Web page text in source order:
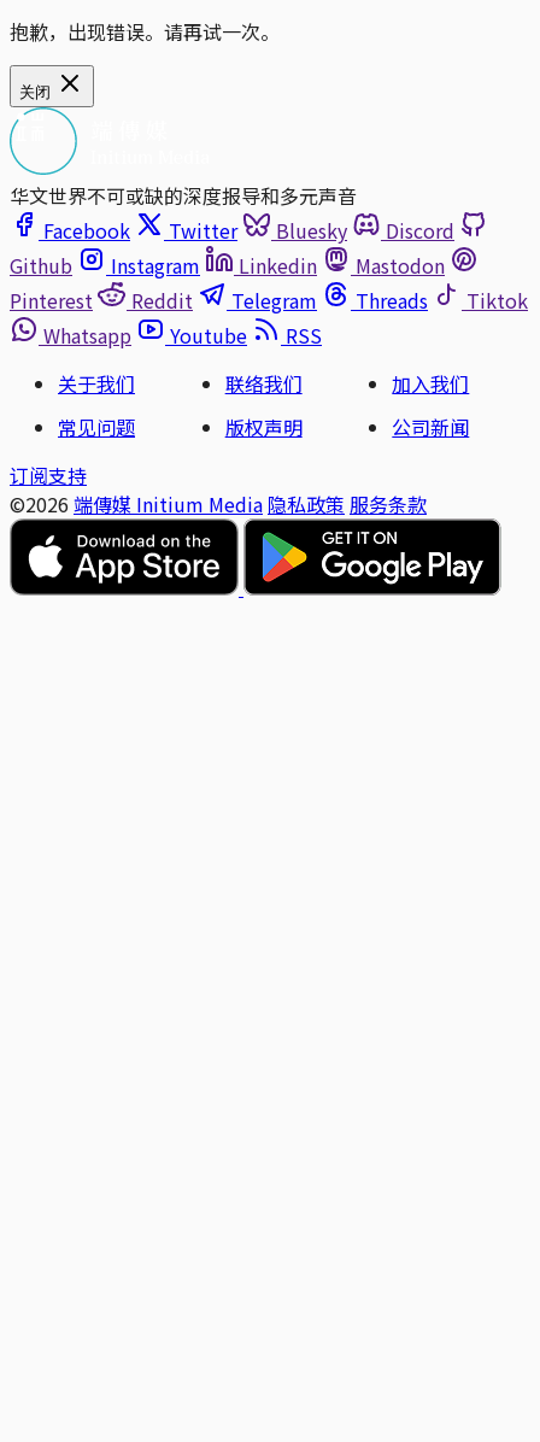
抱歉，出现错误。请再试一次。
关闭
华文世界不可或缺的深度报导和多元声音
Facebook
Twitter Bluesky
Discord
Github
Instagram Linkedin
Mastodon
Pinterest
Reddit Telegram Threads
Tiktok
Whatsapp
Youtube
RSS
关于我们
联络我们
加入我们
常见问题
版权声明
公司新闻
订阅支持
©2026 端傳媒 Initium Media 隐私政策 服务条款